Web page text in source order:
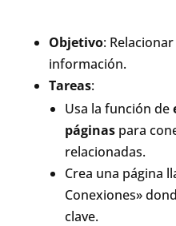
Objetivo:
información.
Tareas:
Usa la función de
páginaspara
relacionadas.
Crea una página
Conexiones»
clave.